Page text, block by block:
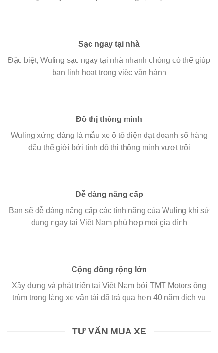
Sạc ngay tại nhà
Đặc biệt, Wuling sạc ngay tại nhà nhanh chóng có thể giúp
bạn linh hoạt trong việc vận hành
Đô thị thông minh
Wuling xứng đáng là mẫu xe ô tô điện đạt doanh số hàng
đầu thế giới bởi tính đô thị thông minh vượt trội
Dễ dàng nâng cấp
Bạn sẽ dễ dàng nâng cấp các tính năng của Wuling khi sử
dụng ngay tại Việt Nam phù hợp mọi gia đình
Cộng đồng rộng lớn
Xây dựng và phát triển tại Việt Nam bởi TMT Motors ông
trùm trong làng xe vận tải đã trả qua hơn 40 năm dịch vụ
TƯ VẤN MUA XE